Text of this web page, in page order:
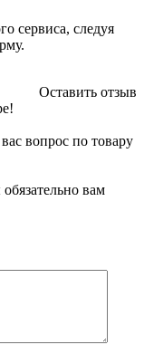
сервиса, следуя
Оставить отзыв
вопрос по товару
вам